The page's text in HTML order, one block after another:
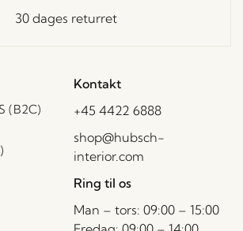
30 dages returret
(B2C)
Kontakt
+45 4422 6888
shop@hubsch-
interior.com
Ring til os
Man – tors: 09:00 – 15:00